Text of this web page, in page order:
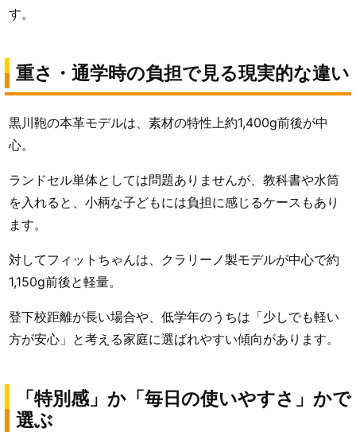
す。
重さ・通学時の負担で見る現実的な違い
黒川鞄の本革モデルは、素材の特性上約1,400g前後が中
心。
ランドセル単体としては問題ありませんが、教科書や水筒
を入れると、小柄な子どもには負担に感じるケースもあり
ます。
対してフィットちゃんは、クラリーノ製モデルが中心で約
1,150g前後と軽量。
登下校距離が長い場合や、低学年のうちは「少しでも軽い
方が安心」と考える家庭に選ばれやすい傾向があります。
「特別感」か「毎日の使いやすさ」かで
選ぶ